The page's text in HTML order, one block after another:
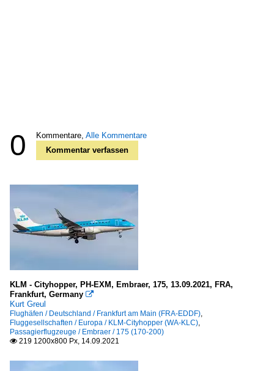
0 Kommentare, Alle Kommentare
Kommentar verfassen
KLM - Cityhopper, PH-EXM, Embraer, 175, 13.09.2021, FRA,
Frankfurt, Germany 
Kurt Greul
Flughäfen / Deutschland / Frankfurt am Main (FRA-EDDF),
Fluggesellschaften / Europa / KLM-Cityhopper (WA-KLC),
Passagierflugzeuge / Embraer / 175 (170-200)
 219 1200x800 Px, 14.09.2021